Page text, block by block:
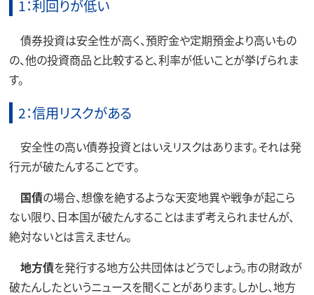
1：利回りが低い
債券投資は安全性が高く、預貯金や定期預金より高いもの
の、他の投資商品と比較すると、利率が低いことが挙げられま
す。
2：信用リスクがある
安全性の高い債券投資とはいえリスクはあります。それは発
行元が破たんすることです。
国債の場合、想像を絶するような天変地異や戦争が起こら
ない限り、日本国が破たんすることはまず考えられませんが、
絶対ないとは言えません。
地方債を発行する地方公共団体はどうでしょう。市の財政が
破たんしたというニュースを聞くことがあります。しかし、地方